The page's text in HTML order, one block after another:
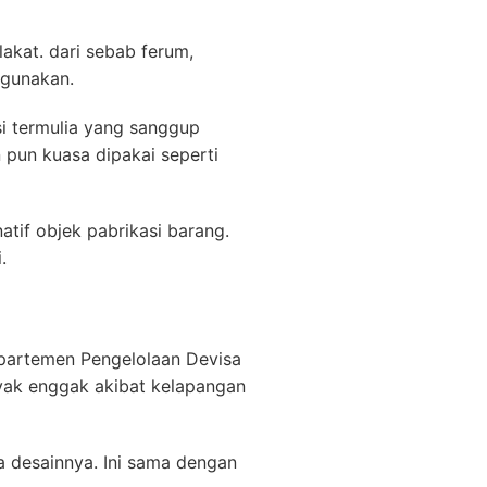
dari sebab ferum,
termulia yang sanggup
kuasa dipakai seperti
objek pabrikasi barang.
Pengelolaan Devisa
enggak akibat kelapangan
Ini sama dengan